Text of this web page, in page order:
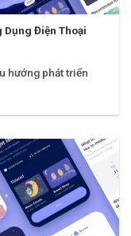
Dụng Điện Thoại
hướng phát triển